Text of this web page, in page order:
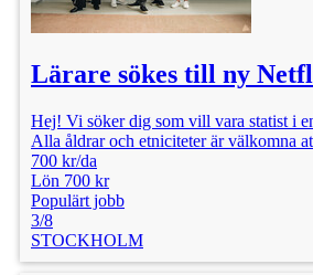
Lärare sökes till ny
Hej! Vi söker dig som vill vara statist i
Alla åldrar och etniciteter är välkomna
700 kr/da
Lön 700 kr
Populärt jobb
3/8
STOCKHOLM